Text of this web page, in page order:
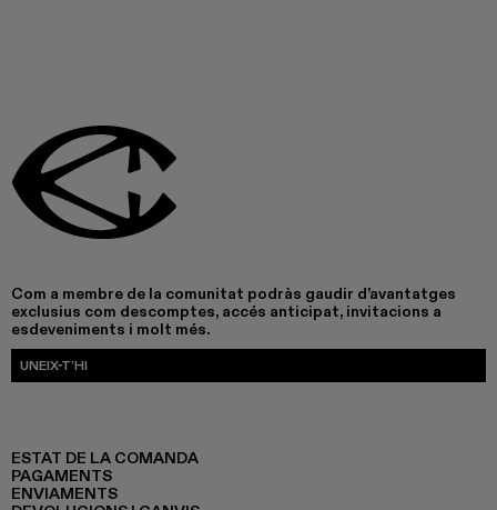
Com a membre de la comunitat podràs gaudir d’avantatges
exclusius com descomptes, accés anticipat, invitacions a
esdeveniments i molt més.
UNEIX-T’HI
ESTAT DE LA COMANDA
PAGAMENTS
ENVIAMENTS